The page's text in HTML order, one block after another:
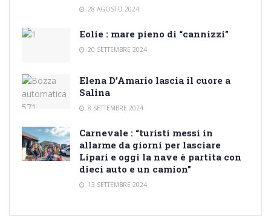
28 AGOSTO 2024
Eolie : mare pieno di “cannizzi”
20 SETTEMBRE 2024
Elena D’Amario lascia il cuore a
Salina
8 SETTEMBRE 2024
Carnevale : “turisti messi in
allarme da giorni per lasciare
Lipari e oggi la nave è partita con
dieci auto e un camion”
13 SETTEMBRE 2024